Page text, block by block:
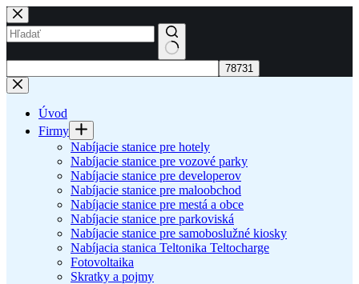
Skip
to
content
results
Úvod
Firmy
Nabíjacie stanice pre hotely
Nabíjacie stanice pre vozové parky
Nabíjacie stanice pre developerov
Nabíjacie stanice pre maloobchod
Nabíjacie stanice pre mestá a obce
Nabíjacie stanice pre parkoviská
Nabíjacie stanice pre samoboslužné kiosky
Nabíjacia stanica Teltonika Teltocharge
Fotovoltaika
Skratky a pojmy